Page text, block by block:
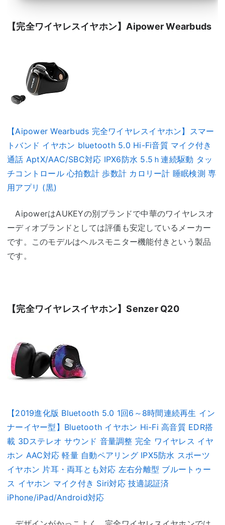
詳しく読む >
【完全ワイヤレスイヤホン】Aipower Wearbuds
【Aipower Wearbuds 完全ワイヤレスイヤホン】スマー
トバンド イヤホン bluetooth 5.0 Hi-Fi音質 マイク付き
通話 AptX/AAC/SBC対応 IPX6防水 5.5ｈ連続駆動 タッ
チコントロール 心拍数計 歩数計 カロリー計 睡眠検測 専
用アプリ (黒)
AipowerはAUKEYの別ブランドで中華のワイヤレスオ
ーディオブランドとしては評価も安定しているメーカー
です。このモデルはヘルスモニター機能付きという製品
です。
【完全ワイヤレスイヤホン】Senzer Q20
【2019進化版 Bluetooth 5.0 1回6～8時間連続再生 イン
ナーイヤー型】Bluetooth イヤホン Hi-Fi 高音質 EDR搭
載 3Dステレオ サウンド 音量調整 完全 ワイヤレス イヤ
ホン AAC対応 軽量 自動ペアリング IPX5防水 スポーツ
イヤホン 片耳・両耳とも対応 左右分離型 ブルートゥー
ス イヤホン マイク付き Siri対応 技適認証済
iPhone/iPad/Android対応